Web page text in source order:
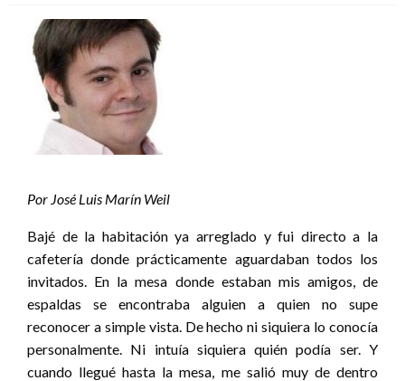
Por José Luis Marín Weil
Bajé de la habitación ya arreglado y fui directo a la
cafetería donde prácticamente aguardaban todos los
invitados. En la mesa donde estaban mis amigos, de
espaldas se encontraba alguien a quien no supe
reconocer a simple vista. De hecho ni siquiera lo conocía
personalmente. Ni intuía siquiera quién podía ser. Y
cuando llegué hasta la mesa, me salió muy de dentro